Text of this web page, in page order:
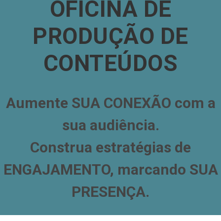
OFICINA DE
PRODUÇÃO DE
CONTEÚDOS
Aumente SUA CONEXÃO com a
sua audiência.
Construa estratégias de
ENGAJAMENTO, marcando SUA
PRESENÇA.